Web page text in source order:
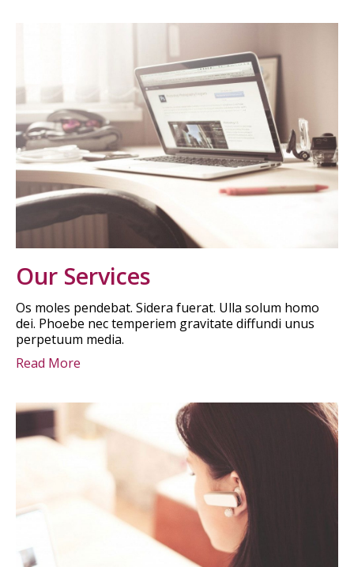
Our Services
Os moles pendebat. Sidera fuerat. Ulla solum homo
dei. Phoebe nec temperiem gravitate diffundi unus
perpetuum media.
Read More